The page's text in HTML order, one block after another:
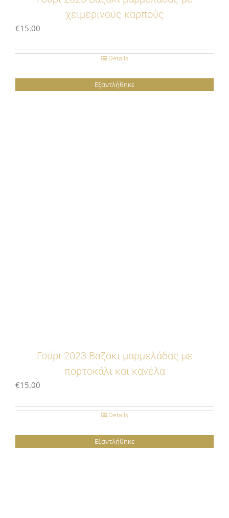
χειμερινούς καρπούς
€15.00
Details
Εξαντλήθηκε
Γούρι 2023 Βαζάκι μαρμελάδας με
πορτοκάλι και κανέλα
€15.00
Details
Εξαντλήθηκε